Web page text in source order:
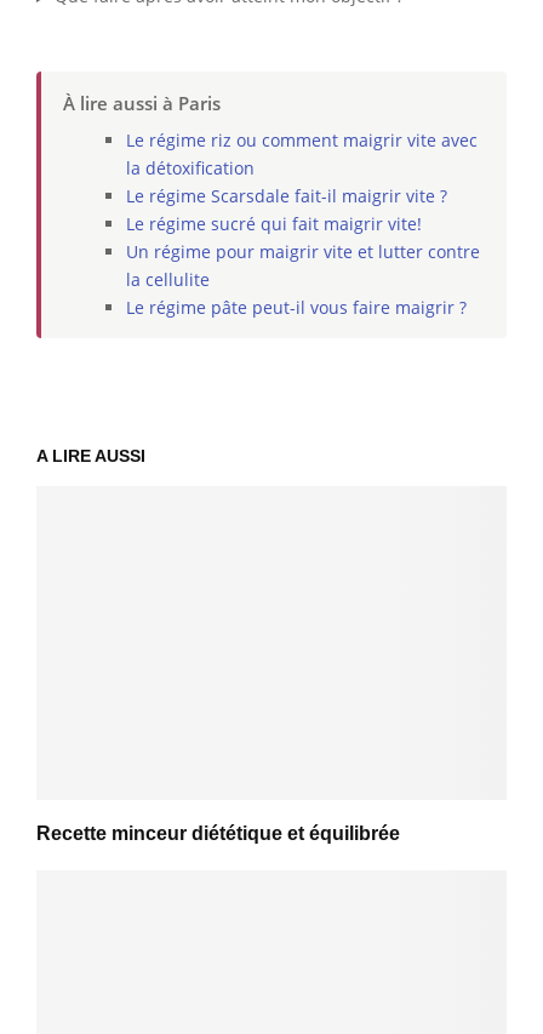
À lire aussi à Paris
Le régime riz ou comment maigrir vite avec
la détoxification
Le régime Scarsdale fait-il maigrir vite ?
Le régime sucré qui fait maigrir vite!
Un régime pour maigrir vite et lutter contre
la cellulite
Le régime pâte peut-il vous faire maigrir ?
A LIRE AUSSI
Recette minceur diététique et équilibrée